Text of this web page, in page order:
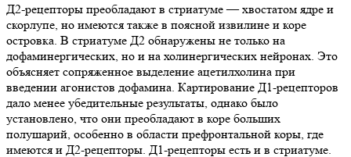
Д2-рецепторы преобладают в стриатуме — хвостатом ядре и
скорлупе, но имеются также в поясной извилине и коре
островка. В стриатуме Д2 обнаружены не только на
дофаминергических, но и на холинергических нейронах. Это
объясняет сопряженное выделение ацетилхолина при
введении агонистов дофамина. Картирование Д1-рецепторов
дало менее убедительные результаты, однако было
установлено, что они преобладают в коре больших
полушарий, особенно в области префронтальной коры, где
имеются и Д2-рецепторы. Д1-рецепторы есть и в стриатуме.